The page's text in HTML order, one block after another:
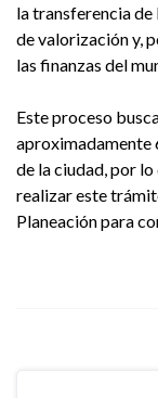
la transferencia de
de valorización y,
las finanzas del
Este proceso
aproximadamente
de la ciudad, por lo
realizar este
Planeación para